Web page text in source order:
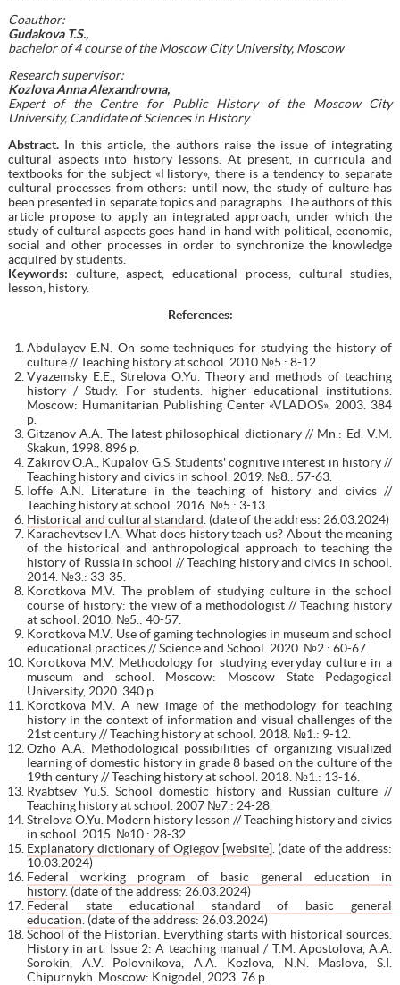
Coauthor:
Gudakova T.S.,
bachelor of 4 course of the Moscow City University, Moscow
Research supervisor:
Kozlova Anna Alexandrovna,
Expert of the Centre for Public History of the Moscow City
University, Candidate of Sciences in History
Abstract. In this article, the authors raise the issue of integrating
cultural aspects into history lessons. At present, in curricula and
textbooks for the subject «History», there is a tendency to separate
cultural processes from others: until now, the study of culture has
been presented in separate topics and paragraphs. The authors of this
article propose to apply an integrated approach, under which the
study of cultural aspects goes hand in hand with political, economic,
social and other processes in order to synchronize the knowledge
acquired by students.
Keywords: culture, aspect, educational process, cultural studies,
lesson, history.
References:
Abdulayev E.N. On some techniques for studying the history of
culture // Teaching history at school. 2010 №5.: 8-12.
Vyazemsky E.E., Strelova O.Yu. Theory and methods of teaching
history / Study. For students. higher educational institutions.
Moscow: Humanitarian Publishing Center «VLADOS», 2003. 384
p.
Gitzanov A.A. The latest philosophical dictionary // Mn.: Ed. V.M.
Skakun, 1998. 896 p.
Zakirov O.A., Kupalov G.S. Students' cognitive interest in history //
Teaching history and civics in school. 2019. №8.: 57-63.
Ioffe A.N. Literature in the teaching of history and civics //
Teaching history at school. 2016. №5.: 3-13.
Historical and cultural standard . (date of the address: 26.03.2024)
Karachevtsev I.A. What does history teach us? About the meaning
of the historical and anthropological approach to teaching the
history of Russia in school // Teaching history and civics in school.
2014. №3.: 33-35.
Korotkova M.V. The problem of studying culture in the school
course of history: the view of a methodologist // Teaching history
at school. 2010. №5.: 40-57.
Korotkova M.V. Use of gaming technologies in museum and school
educational practices // Science and School. 2020. №2.: 60-67.
Korotkova M.V. Methodology for studying everyday culture in a
museum and school. Moscow: Moscow State Pedagogical
University, 2020. 340 p.
Korotkova M.V. A new image of the methodology for teaching
history in the context of information and visual challenges of the
21st century // Teaching history at school. 2018. №1.: 9-12.
Ozho A.A. Methodological possibilities of organizing visualized
learning of domestic history in grade 8 based on the culture of the
19th century // Teaching history at school. 2018. №1.: 13-16.
Ryabtsev Yu.S. School domestic history and Russian culture //
Teaching history at school. 2007 №7.: 24-28.
Strelova O.Yu. Modern history lesson // Teaching history and civics
in school. 2015. №10.: 28-32.
Explanatory dictionary of Ogiegov [website] . (date of the address:
10.03.2024)
Federal working program of basic general education in
history. (date of the address: 26.03.2024)
Federal state educational standard of basic general
education . (date of the address: 26.03.2024)
School of the Historian. Everything starts with historical sources.
History in art. Issue 2: A teaching manual / T.M. Apostolova, A.A.
Sorokin, A.V. Polovnikova, A.A. Kozlova, N.N. Maslova, S.I.
Chipurnykh. Moscow: Knigodel, 2023. 76 р.